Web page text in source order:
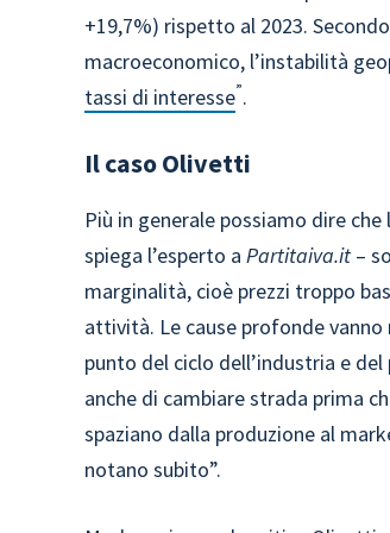
+19,7%) rispetto al 2023.
macroeconomico, l’instabilità
tassi di interesse”.
Il caso Olivetti
Più in generale possiamo dire
spiega l’esperto aPartitaiva.it –
marginalità, cioè prezzi troppo
attività. Le cause profonde
punto del ciclo dell’industria e
anche di cambiare strada prima
spaziano dalla produzione al
notano subito”.